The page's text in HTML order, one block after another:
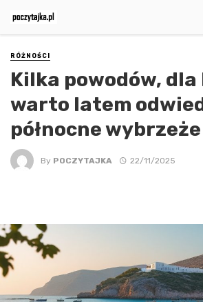
RÓŻNOŚCI
Kilka powodów,
warto latem
północne
By POCZYTAJKA 22/11/2025